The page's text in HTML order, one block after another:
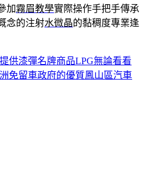
加霧眉教學實際操作手把手傳承
念的注射水微晶的黏稠度專業逢
供漆彈名牌商品LPG無論看看
免留車政府的優質鳳山區汽車